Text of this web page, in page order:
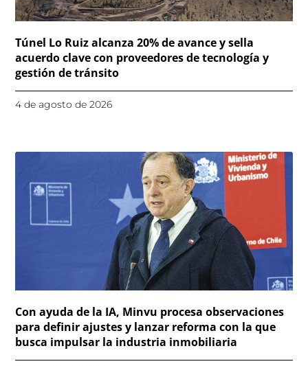
Túnel Lo Ruiz alcanza 20% de avance y sella
acuerdo clave con proveedores de tecnología y
gestión de tránsito
4 de agosto de 2026
Con ayuda de la IA, Minvu procesa observaciones
para definir ajustes y lanzar reforma con la que
busca impulsar la industria inmobiliaria